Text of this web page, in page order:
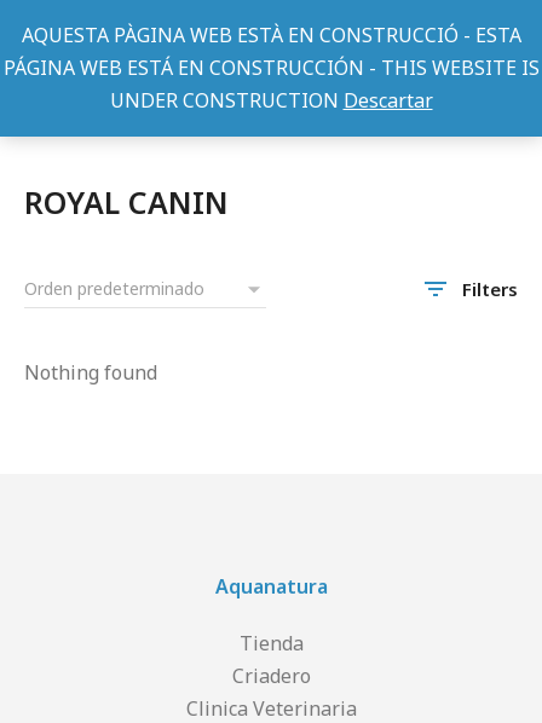
AQUESTA PÀGINA WEB ESTÀ EN CONSTRUCCIÓ - ESTA
PÁGINA WEB ESTÁ EN CONSTRUCCIÓN - THIS WEBSITE IS
UNDER CONSTRUCTION Descartar
ROYAL CANIN
Filters
Nothing found
Aquanatura
Tienda
Criadero
Clinica Veterinaria